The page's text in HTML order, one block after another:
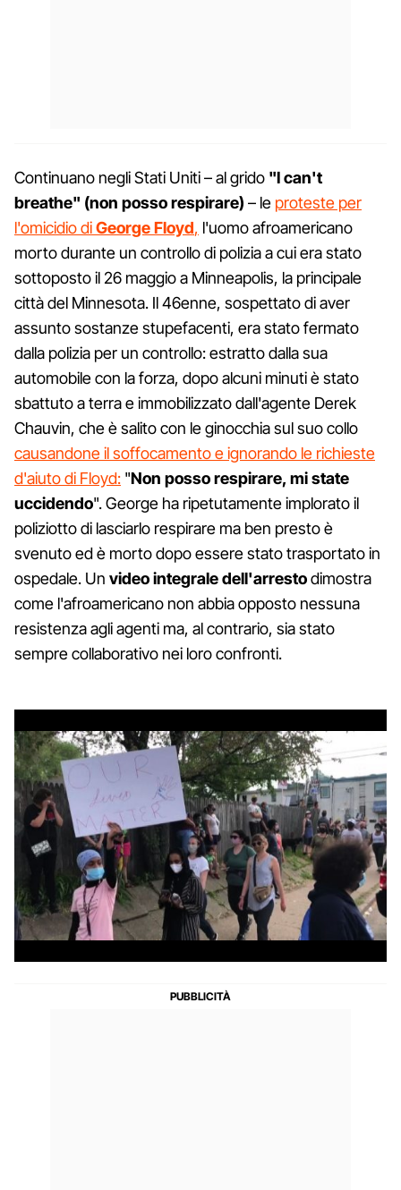
Continuano negli Stati Uniti – al grido "I can't
breathe" (non posso respirare) – le proteste per
l'omicidio diGeorge Floyd, l'uomo afroamericano
morto durante un controllo di polizia a cui era stato
sottoposto il 26 maggio a Minneapolis, la principale
città del Minnesota. Il 46enne, sospettato di aver
assunto sostanze stupefacenti, era stato fermato
dalla polizia per un controllo: estratto dalla sua
automobile con la forza, dopo alcuni minuti è stato
sbattuto a terra e immobilizzato dall'agente Derek
Chauvin, che è salito con le ginocchia sul suo collo
causandone il soffocamento e ignorando le richieste
d'aiuto di Floyd: "Non posso respirare, mi state
uccidendo". George ha ripetutamente implorato il
poliziotto di lasciarlo respirare ma ben presto è
svenuto ed è morto dopo essere stato trasportato in
ospedale. Un video integrale dell'arrestodimostra
come l'afroamericano non abbia opposto nessuna
resistenza agli agenti ma, al contrario, sia stato
sempre collaborativo nei loro confronti.